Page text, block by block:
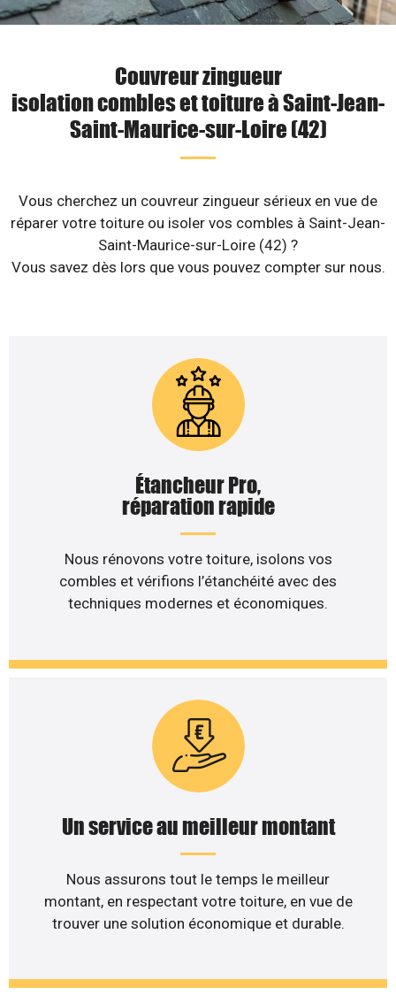
Couvreur zingueur
isolation combles et toiture à Saint-Jean-
Saint-Maurice-sur-Loire (42)
Vous cherchez un couvreur zingueur sérieux en vue de
réparer votre toiture ou isoler vos combles à Saint-Jean-
Saint-Maurice-sur-Loire (42) ?
Vous savez dès lors que vous pouvez compter sur nous.
Étancheur Pro,
réparation rapide
Nous rénovons votre toiture, isolons vos
combles et vérifions l’étanchéité avec des
techniques modernes et économiques.
Un service au meilleur montant
Nous assurons tout le temps le meilleur
montant, en respectant votre toiture, en vue de
trouver une solution économique et durable.